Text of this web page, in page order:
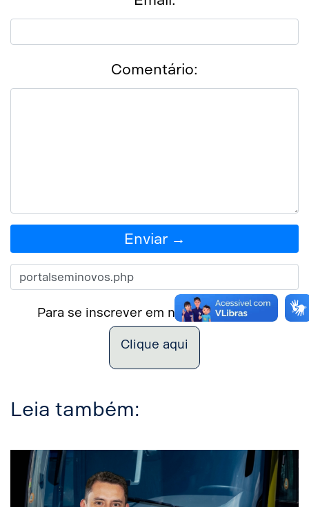
Comentário:
Enviar →
Para se inscrever em nossa newsletter
Clique aqui
Leia também: